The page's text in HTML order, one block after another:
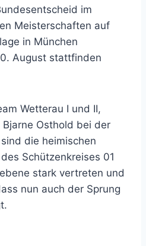
im
Meisterschaften auf
in München
August stattfinden
Wetterau I und II,
Osthold bei der
die heimischen
Schützenkreises 01
stark vertreten und
nun auch der Sprung